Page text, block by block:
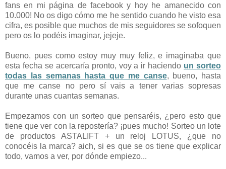
fans en mi página de facebook y hoy he amanecido con
10.000! No os digo cómo me he sentido cuando he visto esa
cifra, es posible que muchos de mis seguidores se sofoquen
pero os lo podéis imaginar, jejeje.
Bueno, pues como estoy muy muy feliz, e imaginaba que
esta fecha se acercaría pronto, voy a ir haciendo un sorteo
todas las semanas hasta que me canse, bueno, hasta
que me canse no pero sí vais a tener varias sopresas
durante unas cuantas semanas.
Empezamos con un sorteo que pensaréis, ¿pero esto que
tiene que ver con la repostería? ¡pues mucho! Sorteo un lote
de productos ASTALIFT + un reloj LOTUS, ¿que no
conocéis la marca? aich, si es que se os tiene que explicar
todo, vamos a ver, por dónde empiezo...